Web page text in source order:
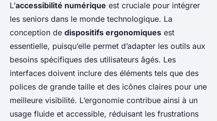
L’accessibilité numérique est cruciale pour intégrer
les seniors dans le monde technologique. La
conception de dispositifs ergonomiques est
essentielle, puisqu’elle permet d’adapter les outils aux
besoins spécifiques des utilisateurs âgés. Les
interfaces doivent inclure des éléments tels que des
polices de grande taille et des icônes claires pour une
meilleure visibilité. L’ergonomie contribue ainsi à un
usage fluide et accessible, réduisant les frustrations